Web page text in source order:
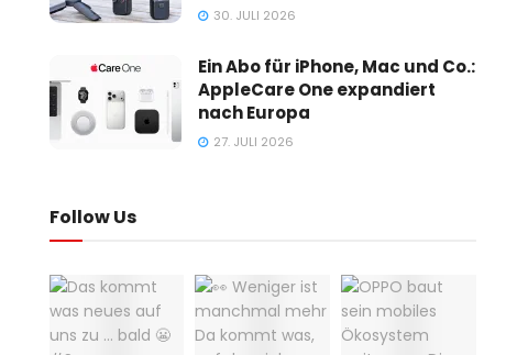
30. JULI 2026
Ein Abo für iPhone, Mac und Co.:
AppleCare One expandiert
nach Europa
27. JULI 2026
Follow Us